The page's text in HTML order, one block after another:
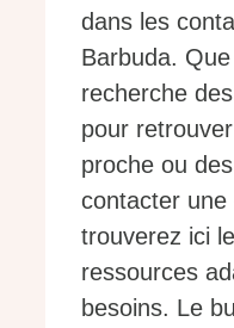
dans les
Barbuda.
recherche
pour
proche ou
contacter
trouverez ici
ressources
besoins. Le